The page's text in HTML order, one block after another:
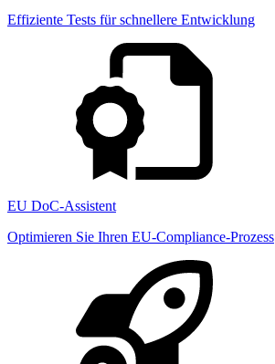
Effiziente Tests für schnellere Entwicklung
EU DoC-Assistent
Optimieren Sie Ihren EU-Compliance-Prozess